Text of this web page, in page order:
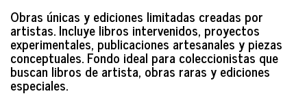
Obras únicas y ediciones limitadas creadas por
artistas. Incluye libros intervenidos, proyectos
experimentales, publicaciones artesanales y piezas
conceptuales. Fondo ideal para coleccionistas que
buscan libros de artista, obras raras y ediciones
especiales.